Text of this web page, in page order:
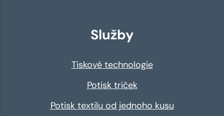
Služby
Tiskové technologie
Potisk triček
Potisk textilu od jednoho kusu